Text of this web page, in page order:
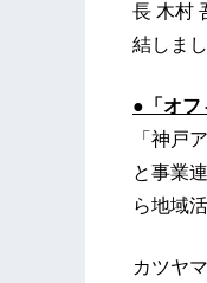
長 木村
結しま
●「オフ
「神戸
と事業
ら地域
カツヤ